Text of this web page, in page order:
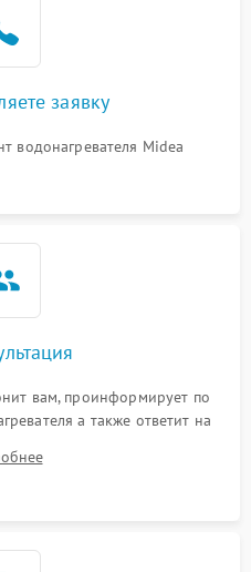
заявку
водонагревателя Midea
вам, проинформирует по
а также ответит на